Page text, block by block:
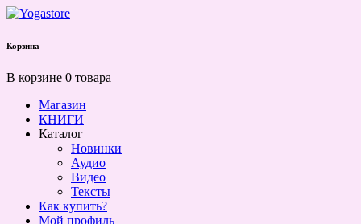
Корзина
В корзине 0 товара
Магазин
КНИГИ
Каталог
Новинки
Аудио
Видео
Тексты
Как купить?
Мой профиль